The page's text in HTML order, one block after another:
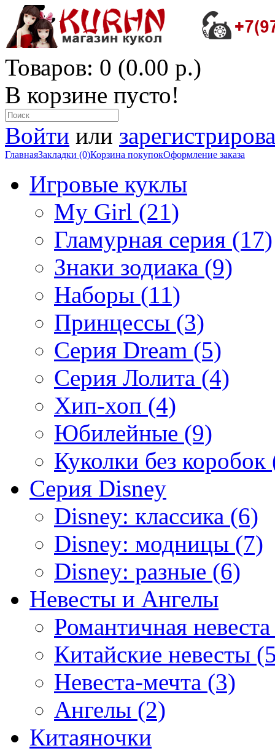
Товаров: 0 (0.00 р.)
В корзине пусто!
Войти или
ГлавнаяЗакладки (0)Корзина покупокОформление заказа
Игровые куклы
My Girl (21)
Гламурная серия (17)
Знаки зодиака (9)
Наборы (11)
Принцессы (3)
Серия Dream (5)
Серия Лолита (4)
Хип-хоп (4)
Юбилейные (9)
Куколки без коробок
Серия Disney
Disney: классика (6)
Disney: модницы (7)
Disney: разные (6)
Невесты и Ангелы
Романтичная
Китайские невесты
Невеста-мечта (3)
Ангелы (2)
Китаяночки